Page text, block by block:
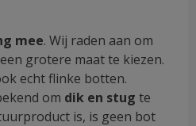
mee. Wij raden aan om
grotere maat te kiezen.
echt flinke botten.
om dik en stug te
is, is geen bot